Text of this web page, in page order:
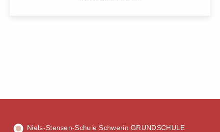
Niels-Stensen-Schule Schwerin GRUNDSCHULE